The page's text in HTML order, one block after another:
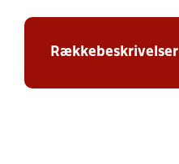
Rækkebeskrivelser